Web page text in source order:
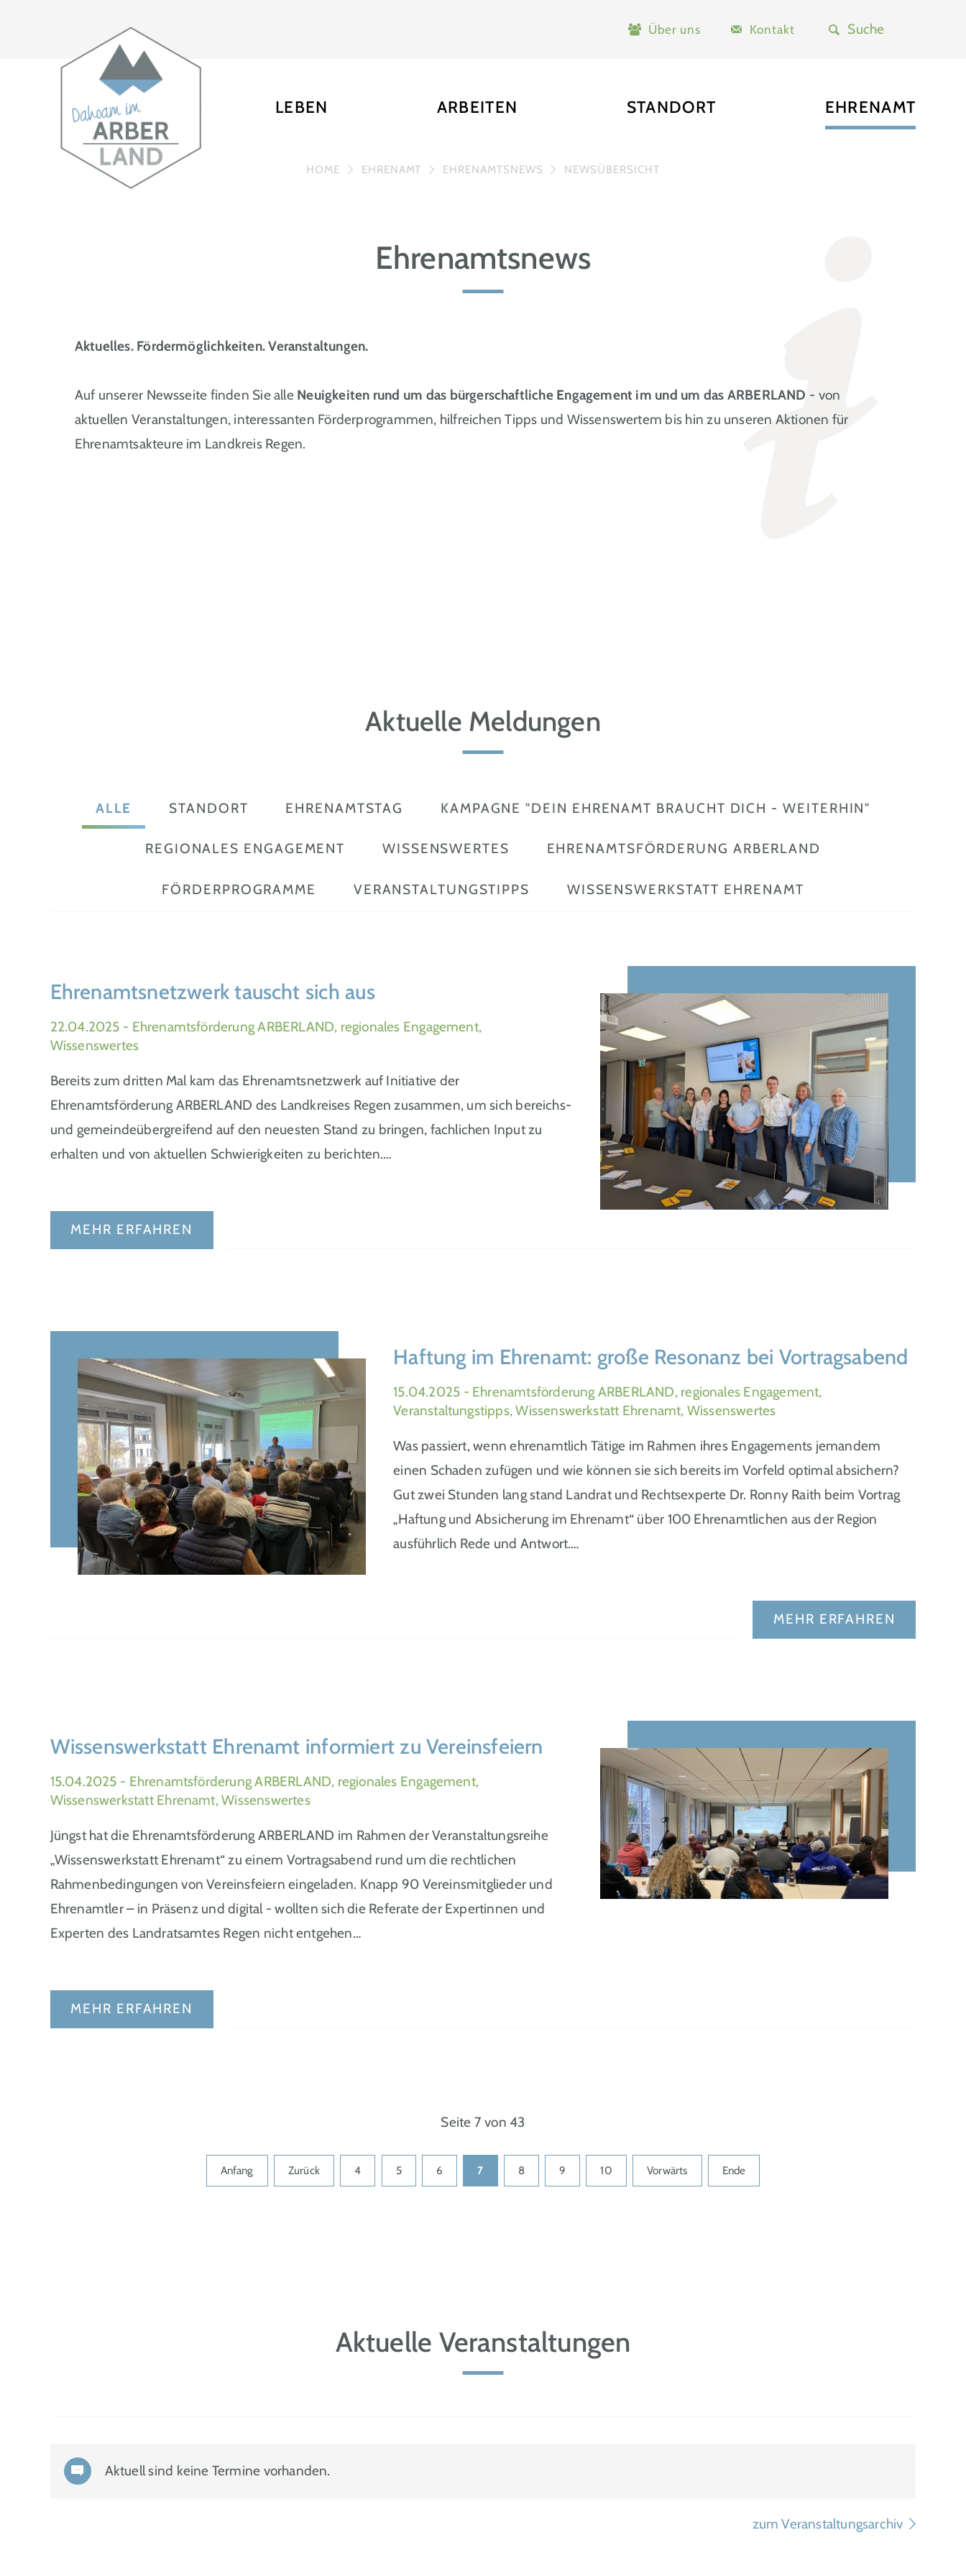
Über uns Kontakt
LEBEN ARBEITEN STANDORT EHRENAMT
HOME EHRENAMT EHRENAMTSNEWS NEWSÜBERSICHT
Ehrenamtsnews
Aktuelles. Fördermöglichkeiten. Veranstaltungen.
Auf unserer Newsseite finden Sie alle Neuigkeiten rund um das bürgerschaftliche Engagement im und um das ARBERLAND - von
aktuellen Veranstaltungen, interessanten Förderprogrammen, hilfreichen Tipps und Wissenswertem bis hin zu unseren Aktionen für
Ehrenamtsakteure im Landkreis Regen.
Aktuelle Meldungen
ALLE STANDORT EHRENAMTSTAG KAMPAGNE "DEIN EHRENAMT BRAUCHT DICH - WEITERHIN"
REGIONALES ENGAGEMENT WISSENSWERTES EHRENAMTSFÖRDERUNG ARBERLAND
FÖRDERPROGRAMME VERANSTALTUNGSTIPPS WISSENSWERKSTATT EHRENAMT
Ehrenamtsnetzwerk tauscht sich aus
22.04.2025 - Ehrenamtsförderung ARBERLAND, regionales Engagement,
Wissenswertes
Bereits zum dritten Mal kam das Ehrenamtsnetzwerk auf Initiative der
Ehrenamtsförderung ARBERLAND des Landkreises Regen zusammen, um sich bereichs-
und gemeindeübergreifend auf den neuesten Stand zu bringen, fachlichen Input zu
erhalten und von aktuellen Schwierigkeiten zu berichten.…
MEHR ERFAHREN
Haftung im Ehrenamt: große Resonanz bei Vortragsabend
15.04.2025 - Ehrenamtsförderung ARBERLAND, regionales Engagement,
Veranstaltungstipps, Wissenswerkstatt Ehrenamt, Wissenswertes
Was passiert, wenn ehrenamtlich Tätige im Rahmen ihres Engagements jemandem
einen Schaden zufügen und wie können sie sich bereits im Vorfeld optimal absichern?
Gut zwei Stunden lang stand Landrat und Rechtsexperte Dr. Ronny Raith beim Vortrag
„Haftung und Absicherung im Ehrenamt“ über 100 Ehrenamtlichen aus der Region
ausführlich Rede und Antwort.…
MEHR ERFAHREN
Wissenswerkstatt Ehrenamt informiert zu Vereinsfeiern
15.04.2025 - Ehrenamtsförderung ARBERLAND, regionales Engagement,
Wissenswerkstatt Ehrenamt, Wissenswertes
Jüngst hat die Ehrenamtsförderung ARBERLAND im Rahmen der Veranstaltungsreihe
„Wissenswerkstatt Ehrenamt“ zu einem Vortragsabend rund um die rechtlichen
Rahmenbedingungen von Vereinsfeiern eingeladen. Knapp 90 Vereinsmitglieder und
Ehrenamtler – in Präsenz und digital - wollten sich die Referate der Expertinnen und
Experten des Landratsamtes Regen nicht entgehen…
MEHR ERFAHREN
Seite 7 von 43
Anfang Zurück 4 5 6 7 8 9 10 Vorwärts Ende
Aktuelle Veranstaltungen
Aktuell sind keine Termine vorhanden.
zum Veranstaltungsarchiv